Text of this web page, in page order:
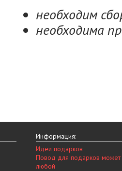
необходим
необходима
Информация:
Идеи подарков
Повод для подарков может
любой